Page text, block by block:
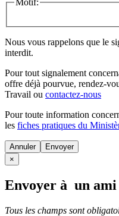
Nous vous rappelons que le
interdit.
Pour tout signalement
offre déjà pourvue, rendez-
Travail ou contactez-nous
Pour toute information
les fiches pratiques du
Annuler
×
Envoyer à un ami
Tous les champs sont